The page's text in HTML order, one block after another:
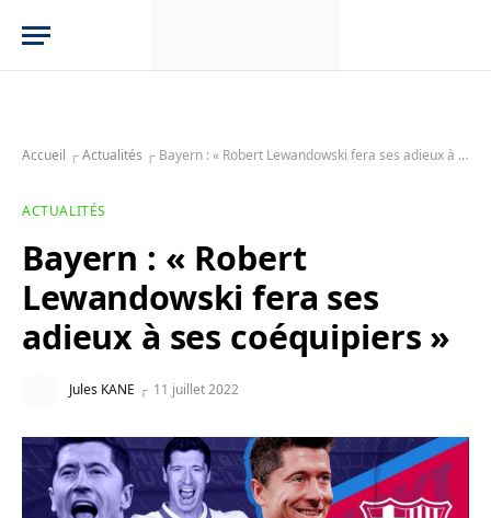
Accueil ┌Actualités ┌ Bayern : « Robert Lewandowski fera ses adieux à ses coéquipiers »
ACTUALITÉS
Bayern : « Robert
Lewandowski fera ses
adieux à ses coéquipiers »
Jules KANE 11 juillet 2022